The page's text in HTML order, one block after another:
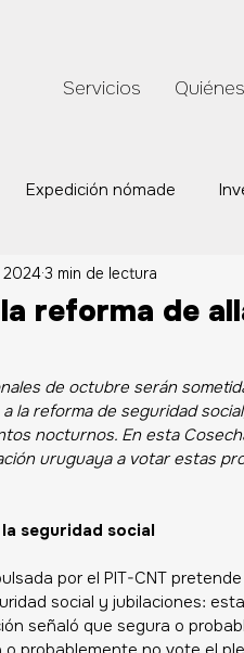
Servicios
Expedición nómade
Equipo
reforma de
20243 min de lectura
de octubre serán
la reforma de seguridad
nocturnos. En esta
uruguaya a votar estas
seguridad social
por el PIT-CNT
social y jubilaciones:
señaló que segura o